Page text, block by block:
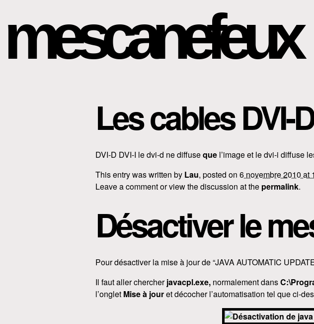
mescanefeux
Les cables DVI-
DVI-D DVI-I le dvi-d ne diffuseque l’image et le dvi-i diffuse
This entry was written by Lau, posted on 6 novembre 2010 at
Leave a comment or view the discussion at the permalink.
Désactiver le
Pour désactiver la mise à jour de “JAVA AUTOMATIC
Il faut aller chercherjavacpl.exe, normalement dans
l’onglet Mise à jouret décocher l’automatisation tel que ci-